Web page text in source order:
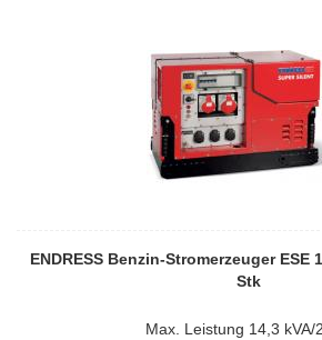
ENDRESS Benzin-Stromerzeuger ESE
Stk
Max. Leistung 14,3 kVA/